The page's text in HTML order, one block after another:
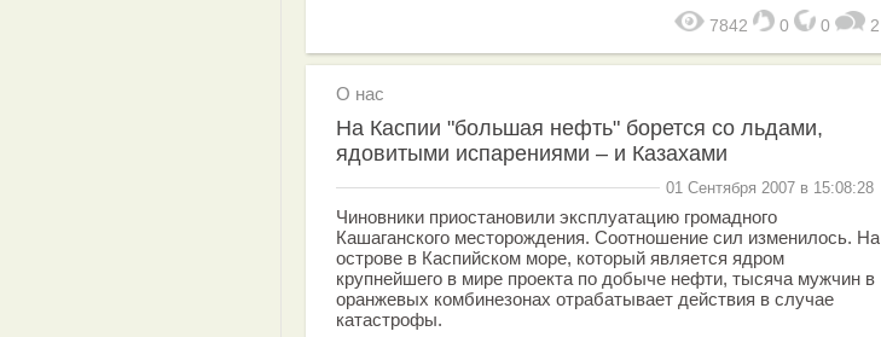
7842 0 0 2
О нас
На Каспии "большая нефть" борется со льдами,
ядовитыми испарениями – и Казахами
01 Сентября 2007 в 15:08:28
Чиновники приостановили эксплуатацию громадного
Кашаганского месторождения. Соотношение сил изменилось. На
острове в Каспийском море, который является ядром
крупнейшего в мире проекта по добыче нефти, тысяча мужчин в
оранжевых комбинезонах отрабатывает действия в случае
катастрофы.